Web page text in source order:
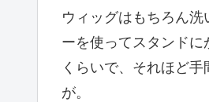
ウィッグはもちろん
ーを使ってスタンド
くらいで、それほど
が。